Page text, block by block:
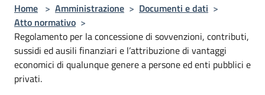
Home > Amministrazione > Documenti e dati >
Atto normativo >
Regolamento per la concessione di sovvenzioni, contributi,
sussidi ed ausili finanziari e l’attribuzione di vantaggi
economici di qualunque genere a persone ed enti pubblici e
privati.